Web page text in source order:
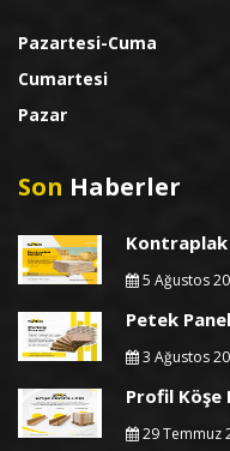
Pazartesi-Cuma
Cumartesi
Pazar
Son Haberler
Kontraplak
5 Ağustos
Petek
3 Ağustos
Profil
29 Temmuz